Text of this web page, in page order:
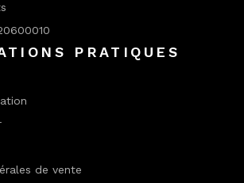
PRATIQUES
de vente